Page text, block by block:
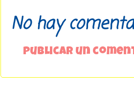
No hay
Publicar un